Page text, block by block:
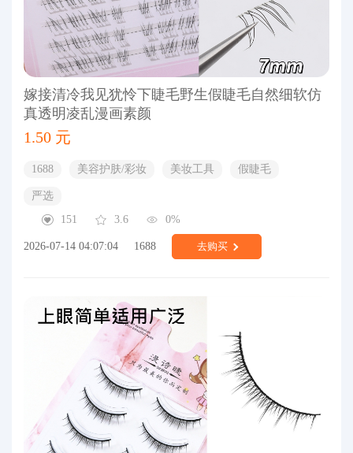
嫁接清冷我见犹怜下睫毛野生假睫毛自然细软仿
真透明凌乱漫画素颜
1.50 元
1688 美容护肤/彩妆 美妆工具 假睫毛
严选
151
3.6 0%
2026-07-14 04:07:04 1688 去购买